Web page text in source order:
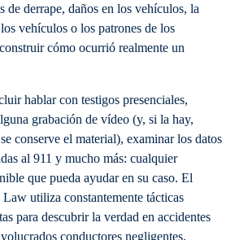
de derrape, daños en los vehículos, la
vehículos o los patrones de los
cómo ocurrió realmente un
hablar con testigos presenciales,
grabación de vídeo (y, si la hay,
conserve el material), examinar los datos
al 911 y mucho más: cualquier
que pueda ayudar en su caso. El
utiliza constantemente tácticas
para descubrir la verdad en accidentes
conductores negligentes,